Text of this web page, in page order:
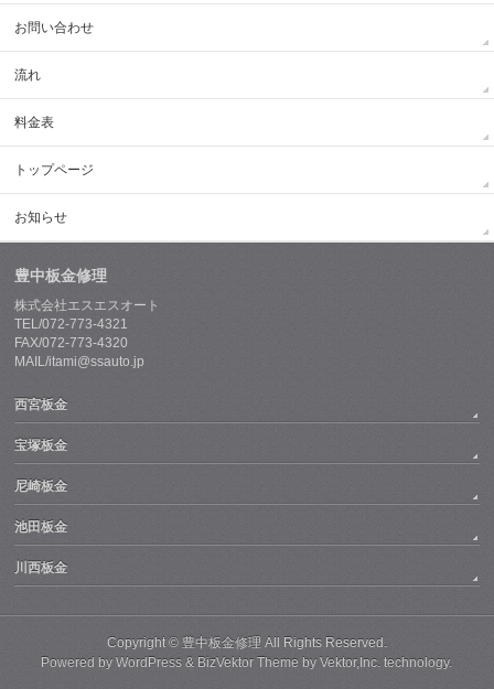
お問い合わせ
流れ
料金表
トップページ
お知らせ
豊中板金修理
株式会社エスエスオート
TEL/072-773-4321
FAX/072-773-4320
MAIL/itami@ssauto.jp
西宮板金
宝塚板金
尼崎板金
池田板金
川西板金
Copyright © 豊中板金修理 All Rights Reserved.
Powered byWordPress & BizVektor Theme byVektor,Inc. technology.